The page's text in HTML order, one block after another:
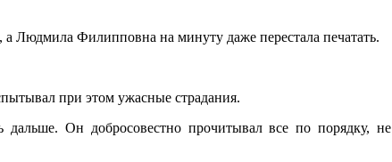
Людмила Филипповна на минуту даже перестала печатать.
при этом ужасные страдания.
Он добросовестно прочитывал все по порядку, не